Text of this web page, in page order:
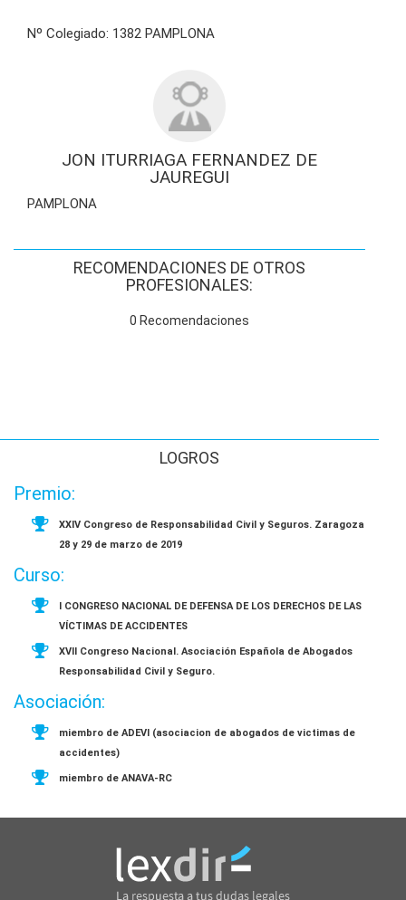
Nº Colegiado: 1382 PAMPLONA
JON ITURRIAGA FERNANDEZ DE
JAUREGUI
PAMPLONA
RECOMENDACIONES DE OTROS
PROFESIONALES:
0 Recomendaciones
LOGROS
Premio:
XXIV Congreso de Responsabilidad Civil y Seguros. Zaragoza
28 y 29 de marzo de 2019
Curso:
I CONGRESO NACIONAL DE DEFENSA DE LOS DERECHOS DE LAS
VÍCTIMAS DE ACCIDENTES
XVII Congreso Nacional. Asociación Española de Abogados
Responsabilidad Civil y Seguro.
Asociación:
miembro de ADEVI (asociacion de abogados de victimas de
accidentes)
miembro de ANAVA-RC